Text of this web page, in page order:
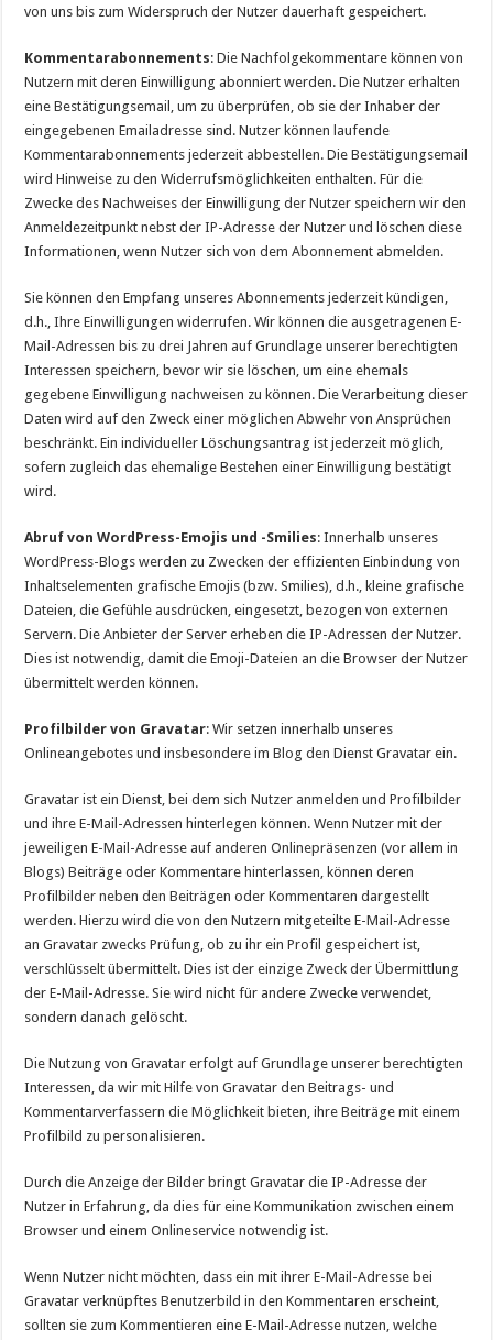
von uns bis zum Widerspruch der Nutzer dauerhaft gespeichert.
Kommentarabonnements: Die Nachfolgekommentare können von
Nutzern mit deren Einwilligung abonniert werden. Die Nutzer erhalten
eine Bestätigungsemail, um zu überprüfen, ob sie der Inhaber der
eingegebenen Emailadresse sind. Nutzer können laufende
Kommentarabonnements jederzeit abbestellen. Die Bestätigungsemail
wird Hinweise zu den Widerrufsmöglichkeiten enthalten. Für die
Zwecke des Nachweises der Einwilligung der Nutzer speichern wir den
Anmeldezeitpunkt nebst der IP-Adresse der Nutzer und löschen diese
Informationen, wenn Nutzer sich von dem Abonnement abmelden.
Sie können den Empfang unseres Abonnements jederzeit kündigen,
d.h., Ihre Einwilligungen widerrufen. Wir können die ausgetragenen E-
Mail-Adressen bis zu drei Jahren auf Grundlage unserer berechtigten
Interessen speichern, bevor wir sie löschen, um eine ehemals
gegebene Einwilligung nachweisen zu können. Die Verarbeitung dieser
Daten wird auf den Zweck einer möglichen Abwehr von Ansprüchen
beschränkt. Ein individueller Löschungsantrag ist jederzeit möglich,
sofern zugleich das ehemalige Bestehen einer Einwilligung bestätigt
wird.
Abruf von WordPress-Emojis und -Smilies: Innerhalb unseres
WordPress-Blogs werden zu Zwecken der effizienten Einbindung von
Inhaltselementen grafische Emojis (bzw. Smilies), d.h., kleine grafische
Dateien, die Gefühle ausdrücken, eingesetzt, bezogen von externen
Servern. Die Anbieter der Server erheben die IP-Adressen der Nutzer.
Dies ist notwendig, damit die Emoji-Dateien an die Browser der Nutzer
übermittelt werden können.
Profilbilder von Gravatar: Wir setzen innerhalb unseres
Onlineangebotes und insbesondere im Blog den Dienst Gravatar ein.
Gravatar ist ein Dienst, bei dem sich Nutzer anmelden und Profilbilder
und ihre E-Mail-Adressen hinterlegen können. Wenn Nutzer mit der
jeweiligen E-Mail-Adresse auf anderen Onlinepräsenzen (vor allem in
Blogs) Beiträge oder Kommentare hinterlassen, können deren
Profilbilder neben den Beiträgen oder Kommentaren dargestellt
werden. Hierzu wird die von den Nutzern mitgeteilte E-Mail-Adresse
an Gravatar zwecks Prüfung, ob zu ihr ein Profil gespeichert ist,
verschlüsselt übermittelt. Dies ist der einzige Zweck der Übermittlung
der E-Mail-Adresse. Sie wird nicht für andere Zwecke verwendet,
sondern danach gelöscht.
Die Nutzung von Gravatar erfolgt auf Grundlage unserer berechtigten
Interessen, da wir mit Hilfe von Gravatar den Beitrags- und
Kommentarverfassern die Möglichkeit bieten, ihre Beiträge mit einem
Profilbild zu personalisieren.
Durch die Anzeige der Bilder bringt Gravatar die IP-Adresse der
Nutzer in Erfahrung, da dies für eine Kommunikation zwischen einem
Browser und einem Onlineservice notwendig ist.
Wenn Nutzer nicht möchten, dass ein mit ihrer E-Mail-Adresse bei
Gravatar verknüpftes Benutzerbild in den Kommentaren erscheint,
sollten sie zum Kommentieren eine E-Mail-Adresse nutzen, welche